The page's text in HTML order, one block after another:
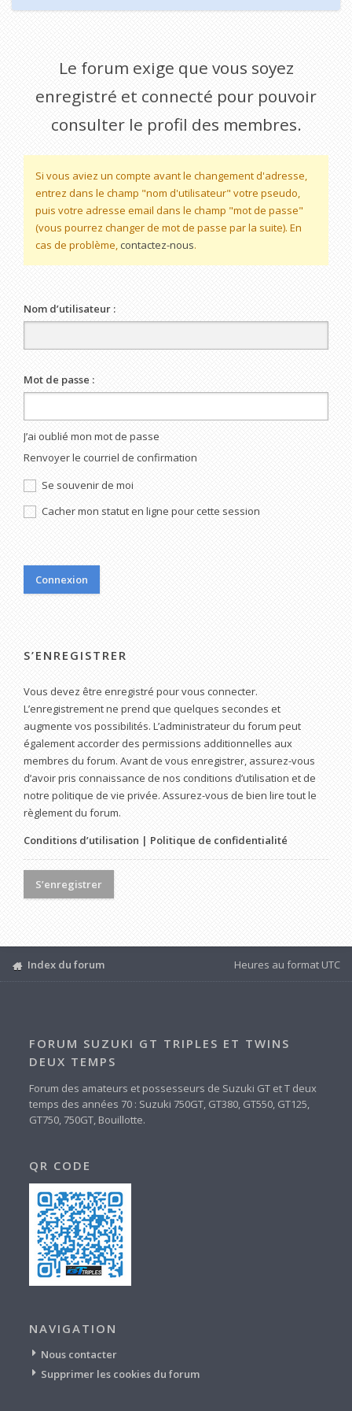
Le forum exige que vous soyez
enregistré et connecté pour pouvoir
consulter le profil des membres.
Si vous aviez un compte avant le changement d'adresse,
entrez dans le champ "nom d'utilisateur" votre pseudo,
puis votre adresse email dans le champ "mot de passe"
(vous pourrez changer de mot de passe par la suite). En
cas de problème, contactez-nous.
Nom d’utilisateur :
Mot de passe :
J’ai oublié mon mot de passe
Renvoyer le courriel de confirmation
Se souvenir de moi
Cacher mon statut en ligne pour cette session
S’ENREGISTRER
Vous devez être enregistré pour vous connecter.
L’enregistrement ne prend que quelques secondes et
augmente vos possibilités. L’administrateur du forum peut
également accorder des permissions additionnelles aux
membres du forum. Avant de vous enregistrer, assurez-vous
d’avoir pris connaissance de nos conditions d’utilisation et de
notre politique de vie privée. Assurez-vous de bien lire tout le
règlement du forum.
Conditions d’utilisation | Politique de confidentialité
S’enregistrer
Index du forum Heures au format UTC
FORUM SUZUKI GT TRIPLES ET TWINS
DEUX TEMPS
Forum des amateurs et possesseurs de Suzuki GT et T deux
temps des années 70 : Suzuki 750GT, GT380, GT550, GT125,
GT750, 750GT, Bouillotte.
QR CODE
NAVIGATION
Nous contacter
Supprimer les cookies du forum